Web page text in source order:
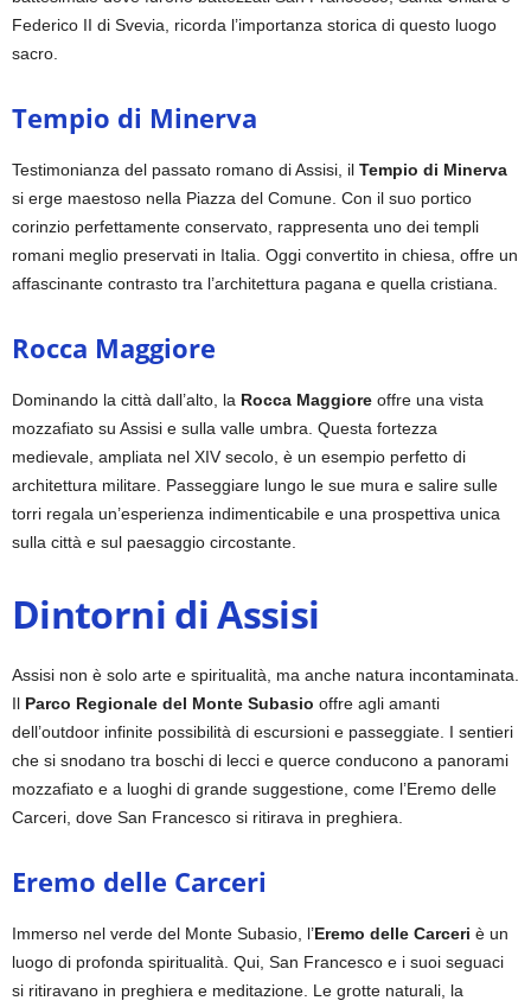
Federico II di Svevia, ricorda l’importanza storica di questo luogo
sacro.
Tempio di Minerva
Testimonianza del passato romano di Assisi, il Tempio di Minerva
si erge maestoso nella Piazza del Comune. Con il suo portico
corinzio perfettamente conservato, rappresenta uno dei templi
romani meglio preservati in Italia. Oggi convertito in chiesa, offre un
affascinante contrasto tra l’architettura pagana e quella cristiana.
Rocca Maggiore
Dominando la città dall’alto, la Rocca Maggiore offre una vista
mozzafiato su Assisi e sulla valle umbra. Questa fortezza
medievale, ampliata nel XIV secolo, è un esempio perfetto di
architettura militare. Passeggiare lungo le sue mura e salire sulle
torri regala un’esperienza indimenticabile e una prospettiva unica
sulla città e sul paesaggio circostante.
Dintorni di Assisi
Assisi non è solo arte e spiritualità, ma anche natura incontaminata.
Il Parco Regionale del Monte Subasio offre agli amanti
dell’outdoor infinite possibilità di escursioni e passeggiate. I sentieri
che si snodano tra boschi di lecci e querce conducono a panorami
mozzafiato e a luoghi di grande suggestione, come l’Eremo delle
Carceri, dove San Francesco si ritirava in preghiera.
Eremo delle Carceri
Immerso nel verde del Monte Subasio, l’Eremo delle Carceri è un
luogo di profonda spiritualità. Qui, San Francesco e i suoi seguaci
si ritiravano in preghiera e meditazione. Le grotte naturali, la